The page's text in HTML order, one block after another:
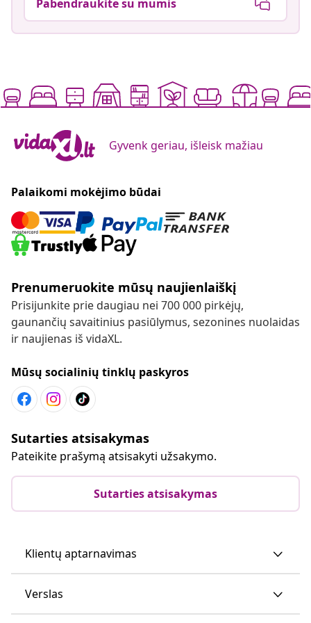
Pabendraukite su mumis
Gyvenk geriau, išleisk mažiau
Palaikomi mokėjimo būdai
Prenumeruokite mūsų naujienlaiškį
Prisijunkite prie daugiau nei 700 000 pirkėjų,
gaunančių savaitinius pasiūlymus, sezonines nuolaidas
ir naujienas iš vidaXL.
Mūsų socialinių tinklų paskyros
Sutarties atsisakymas
Pateikite prašymą atsisakyti užsakymo.
Sutarties atsisakymas
Klientų aptarnavimas
Verslas